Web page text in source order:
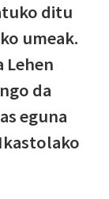
ditu
umeak.
Lehen
da
eguna